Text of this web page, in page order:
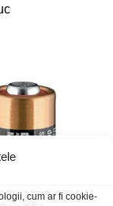
cum ar fi cookie-